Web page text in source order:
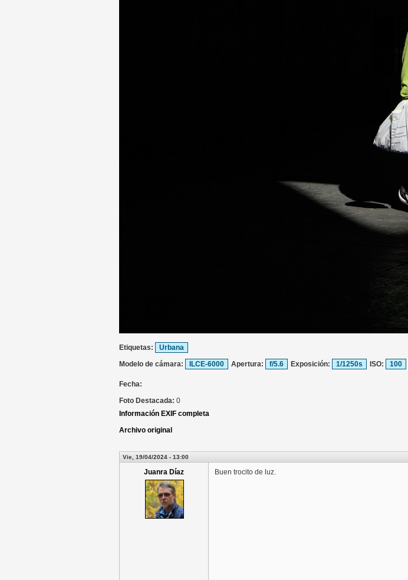
Etiquetas:
Urbana
Modelo de cámara:
ILCE-6000 Apertura: f/5.6 Exposición: 1/1250s ISO: 100
Fecha:
Foto Destacada: 0
Información EXIF completa
Archivo original
Vie, 19/04/2024 - 13:00
Juanra Díaz
Buen trocito de luz.